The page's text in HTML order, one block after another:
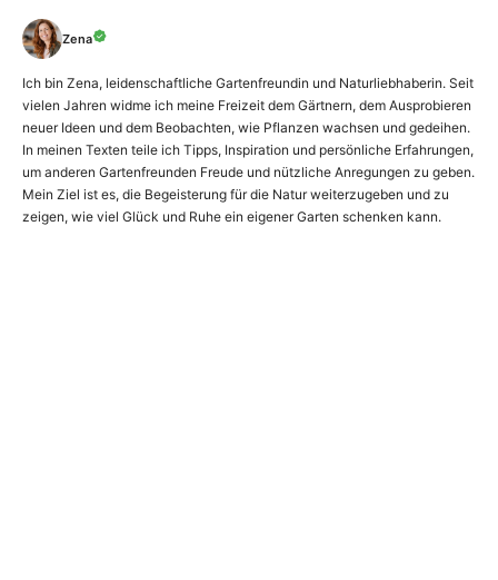
Zena
Ich bin Zena, leidenschaftliche Gartenfreundin und Naturliebhaberin. Seit
vielen Jahren widme ich meine Freizeit dem Gärtnern, dem Ausprobieren
neuer Ideen und dem Beobachten, wie Pflanzen wachsen und gedeihen.
In meinen Texten teile ich Tipps, Inspiration und persönliche Erfahrungen,
um anderen Gartenfreunden Freude und nützliche Anregungen zu geben.
Mein Ziel ist es, die Begeisterung für die Natur weiterzugeben und zu
zeigen, wie viel Glück und Ruhe ein eigener Garten schenken kann.